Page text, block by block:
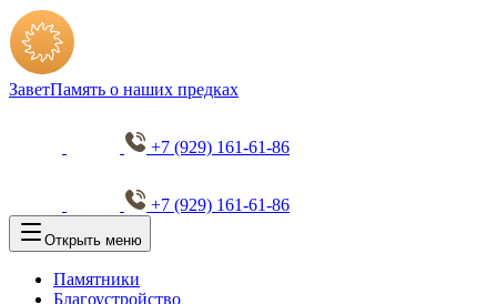
ЗаветПамять о наших предках
+7 (929) 161-61-86
+7 (929) 161-61-86
Открыть меню
Памятники
Благоустройство